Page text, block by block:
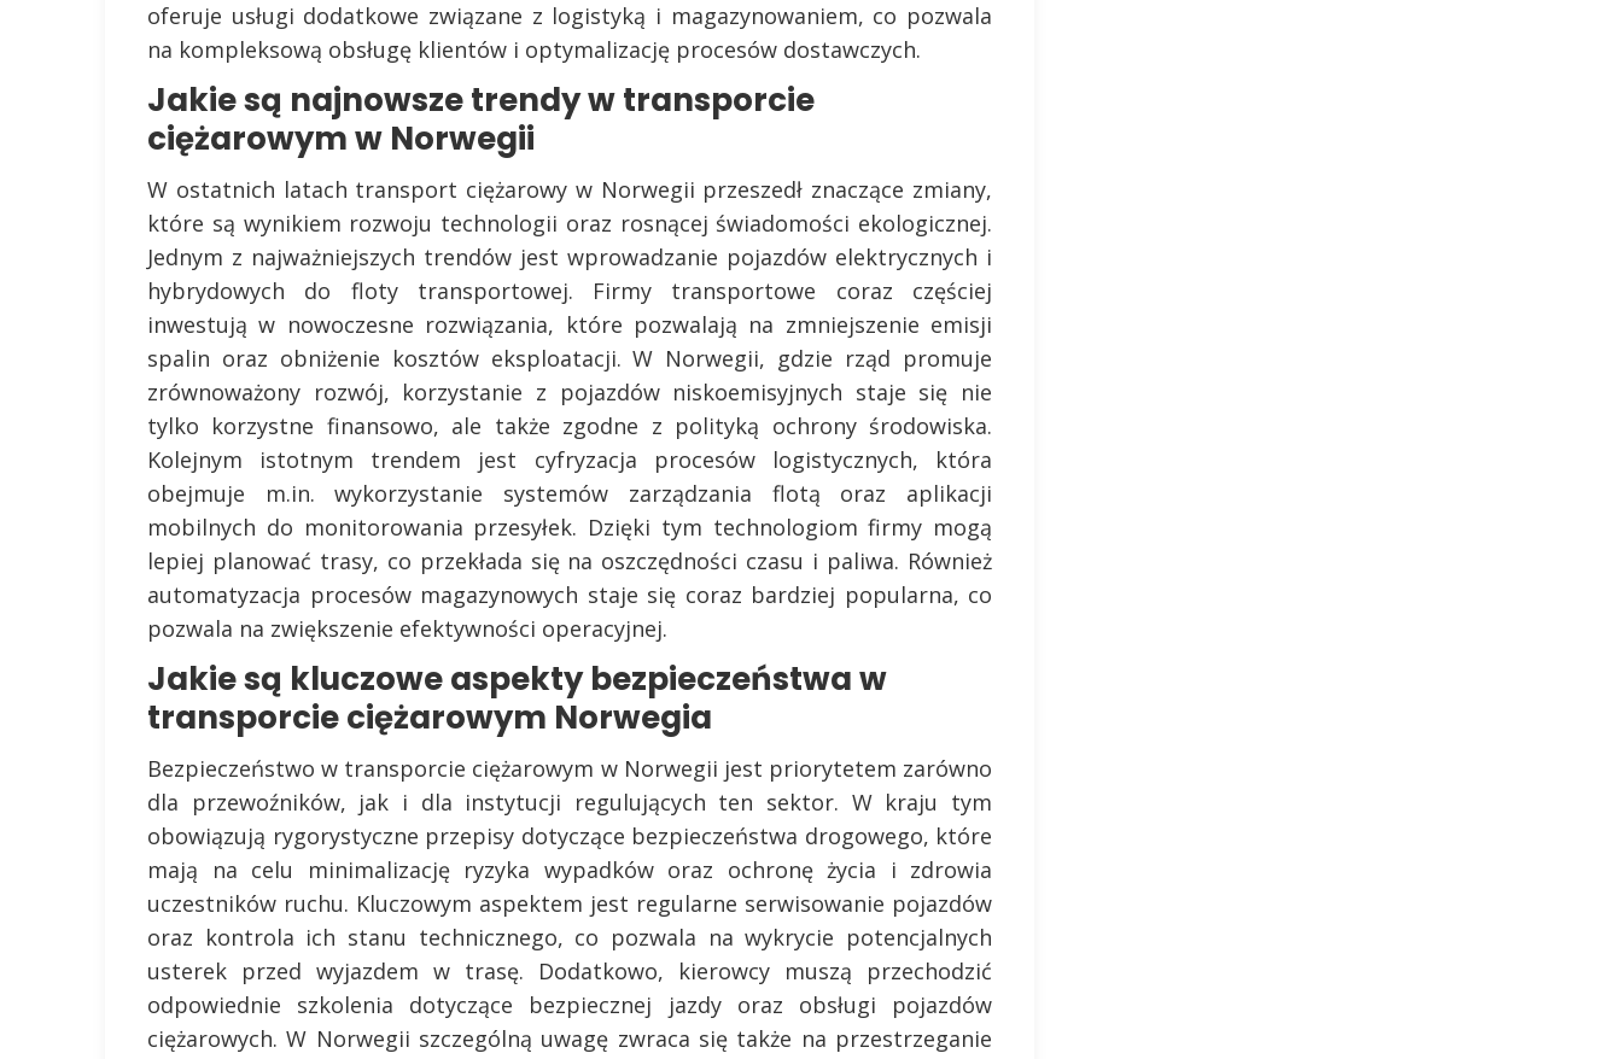
oferuje usługi dodatkowe związane z logistyką i magazynowaniem, co pozwala
na kompleksową obsługę klientów i optymalizację procesów dostawczych.
Jakie są najnowsze trendy w transporcie
ciężarowym w Norwegii
W ostatnich latach transport ciężarowy w Norwegii przeszedł znaczące zmiany,
które są wynikiem rozwoju technologii oraz rosnącej świadomości ekologicznej.
Jednym z najważniejszych trendów jest wprowadzanie pojazdów elektrycznych i
hybrydowych do floty transportowej. Firmy transportowe coraz częściej
inwestują w nowoczesne rozwiązania, które pozwalają na zmniejszenie emisji
spalin oraz obniżenie kosztów eksploatacji. W Norwegii, gdzie rząd promuje
zrównoważony rozwój, korzystanie z pojazdów niskoemisyjnych staje się nie
tylko korzystne finansowo, ale także zgodne z polityką ochrony środowiska.
Kolejnym istotnym trendem jest cyfryzacja procesów logistycznych, która
obejmuje m.in. wykorzystanie systemów zarządzania flotą oraz aplikacji
mobilnych do monitorowania przesyłek. Dzięki tym technologiom firmy mogą
lepiej planować trasy, co przekłada się na oszczędności czasu i paliwa. Również
automatyzacja procesów magazynowych staje się coraz bardziej popularna, co
pozwala na zwiększenie efektywności operacyjnej.
Jakie są kluczowe aspekty bezpieczeństwa w
transporcie ciężarowym Norwegia
Bezpieczeństwo w transporcie ciężarowym w Norwegii jest priorytetem zarówno
dla przewoźników, jak i dla instytucji regulujących ten sektor. W kraju tym
obowiązują rygorystyczne przepisy dotyczące bezpieczeństwa drogowego, które
mają na celu minimalizację ryzyka wypadków oraz ochronę życia i zdrowia
uczestników ruchu. Kluczowym aspektem jest regularne serwisowanie pojazdów
oraz kontrola ich stanu technicznego, co pozwala na wykrycie potencjalnych
usterek przed wyjazdem w trasę. Dodatkowo, kierowcy muszą przechodzić
odpowiednie szkolenia dotyczące bezpiecznej jazdy oraz obsługi pojazdów
ciężarowych. W Norwegii szczególną uwagę zwraca się także na przestrzeganie